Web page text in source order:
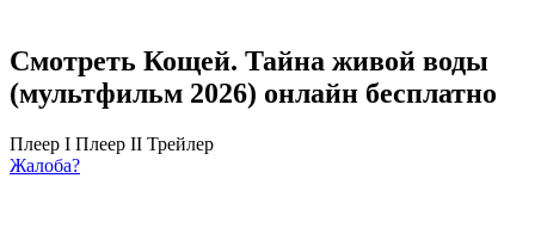
Смотреть Кощей. Тайна живой воды
(мультфильм 2026) онлайн бесплатно
Плеер I Плеер II Трейлер
Жалоба?